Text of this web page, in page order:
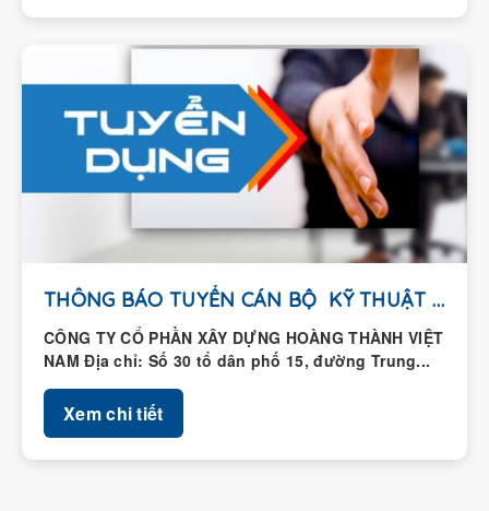
THÔNG BÁO TUYỂN CÁN BỘ KỸ THUẬT HIỆN...
CÔNG TY CỔ PHẦN XÂY DỰNG HOÀNG THÀNH VIỆT
NAM Địa chỉ: Số 30 tổ dân phố 15, đường Trung...
Xem chi tiết